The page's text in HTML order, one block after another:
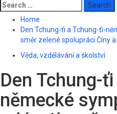
Search
for:
Home
Den Tchung-ťi a Tchung-ťi-
směr zelené spolupráci Číny
Věda, vzdělávání a školství
Den Tchung-
německé